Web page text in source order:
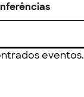
eventos.